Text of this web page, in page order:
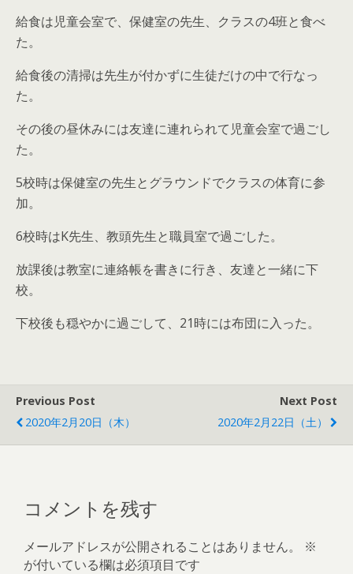
給食は児童会室で、保健室の先生、クラスの4班と食べ
た。
給食後の清掃は先生が付かずに生徒だけの中で行なっ
た。
その後の昼休みには友達に連れられて児童会室で過ごし
た。
5校時は保健室の先生とグラウンドでクラスの体育に参
加。
6校時はK先生、教頭先生と職員室で過ごした。
放課後は教室に連絡帳を書きに行き、友達と一緒に下
校。
下校後も穏やかに過ごして、21時には布団に入った。
Previous Post
2020年2月20日（木）
Next Post
2020年2月22日（土）
コメントを残す
メールアドレスが公開されることはありません。
※
が付いている欄は必須項目です